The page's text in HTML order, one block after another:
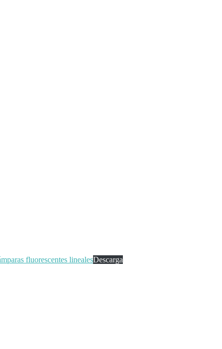
fluorescentes linealesDescarga